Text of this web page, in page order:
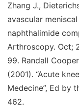
Zhang J.,
avascular
naphthalimide
Arthroscopy. Oct;
99. Randall
(2001). “Acute
Medecine”, Ed by
462.